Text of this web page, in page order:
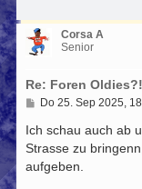
Corsa A
Senior
Re: Foren Oldies?!
B
i
r
a
Do 25. Sep 2025,
Ich schau auch ab
Strasse zu
aufgeben.